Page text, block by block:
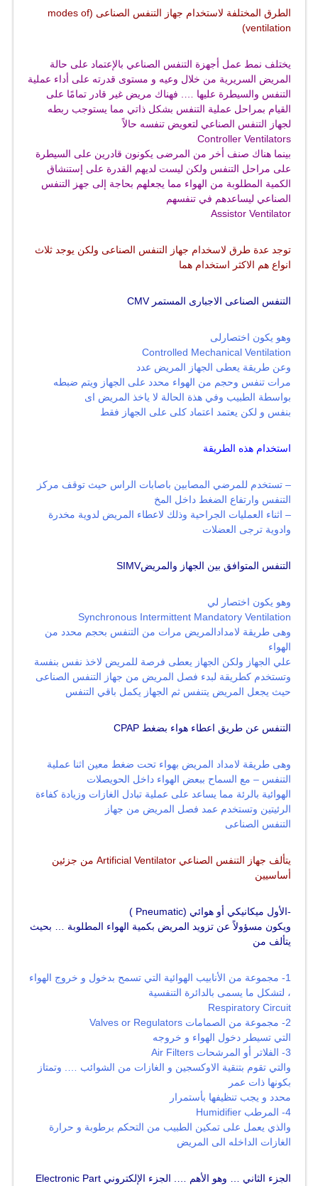
الطرق المختلفة لاستخدام جهاز التنفس الصناعى
(modes of
ventilation)
يختلف نمط عمل أجهزة التنفس الصناعي بالإعتماد على حالة
المريض السريرية من خلال وعيه و مستوى قدرته على أداء عملية
التنفس والسيطرة عليها …. فهناك مريض غير قادر تمامًا على
القيام بمراحل عملية التنفس بشكل ذاتي مما يستوجب ربطه
لجهاز التنفس الصناعي لتعويض تنفسه حالاً
Controller Ventilators
بينما هناك صنف أخر من المرضى يكونون قادرين على السيطرة
على مراحل التنفس ولكن ليست لديهم القدرة على إستنشاق
الكمية المطلوبة من الهواء مما يجعلهم بحاجة إلى جهز التنفس
الصناعي ليساعدهم في تنفسهم
Assistor Ventilator
توجد عدة طرق لاسخدام جهاز التنفس الصناعى ولكن يوجد ثلاث
انواع هم الاكثر استخدام هما
التنفس الصناعى الاجبارى المستمر CMV
وهو يكون اختصارلى
Controlled Mechanical Ventilation
وعن طريقة يعطى الجهاز المريض عدد
مرات تنفس وحجم من الهواء محدد على الجهاز ويتم ضبطه
بواسطة الطبيب وفي هذة الحالة لا ياخذ المريض اى
بنفس و لكن يعتمد اعتماد كلى على الجهاز فقط
استخدام هذه الطريقة
– تستخدم للمرضي المصابين باصابات الراس حيث توقف مركز
التنفس وارتفاع الضغط داخل المخ
– اثناء العمليات الجراحية وذلك لاعطاء المريض لدوية مخدرة
وادوية ترجى العضلات
التنفس المتوافق بين الجهاز والمريضSIMV
وهو يكون اختصار لي
Synchronous Intermittent Mandatory Ventilation
وهى طريقة لامدادالمريض مرات من التنفس بحجم محدد من
الهواء
علي الجهاز ولكن الجهاز يعطى فرصة للمريض لاخذ نفس بنفسة
وتستخدم كطريقة لبدء فصل المريض من جهاز التنفس الصناعى
حيث يجعل المريض يتنفس ثم الجهاز يكمل باقي التنفس
التنفس عن طريق اعطاء هواء بضغط
وهى طريقة لامداد المريض بهواء تحت ضغط معين اثنا عملية
التنفس – مع السماح ببعض الهواء داخل الحويصلات
الهوائية بالرئة مما يساعد على عملية تبادل الغازات وزيادة كفاءة
الرئيتين وتستخدم عمد فصل المريض من جهاز
التنفس الصناعى
يتألف جهاز التنفس الصناعي
Artificial Ventilator من جزئين
أساسيين
-الأول ميكانيكي أو هوائي (Pneumatic )
ويكون مسؤولاً عن تزويد المريض بكمية الهواء المطلوبة … بحيث
يتألف من
1- مجموعة من الأنابيب الهوائية التي تسمح بدخول و خروج الهواء
، لتشكل ما يسمى بالدائرة التنفسية
Respiratory Circuit
2- مجموعة من الصمامات Valves or Regulators
التي تسيطر دخول الهواء و خروجه
3- الفلاتر أو المرشحات Air Filters
والتي تقوم بتنقية الاوكسجين و الغازات من الشوائب …. وتمتاز
بكونها ذات عمر
محدد و يجب تنظيفها بأستمرار
4- المرطب Humidifier
والذي يعمل على تمكين الطبيب من التحكم برطوبة و حرارة
الغازات الداخله الى المريض
الجزء الثاني … وهو الأهم …. الجزء الإلكتروني